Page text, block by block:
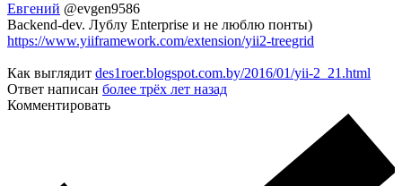
Евгений @evgen9586
Backend-dev. Лублу Enterprise и не люблю понты)
https://www.yiiframework.com/extension/yii2-treegrid
Как выглядит des1roer.blogspot.com.by/2016/01/yii-2_21.html
Ответ написан более трёх лет назад
Комментировать